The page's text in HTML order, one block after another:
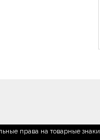
права на товарные знаки